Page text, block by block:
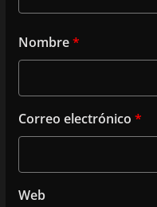
Nombre*
Correo electrónico *
Web